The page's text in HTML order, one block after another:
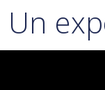
Un